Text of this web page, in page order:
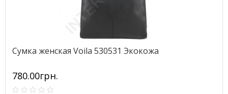
Сумка женская Voila 530531 Экокожа
780.00грн.